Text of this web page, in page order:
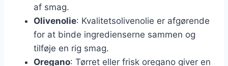
af smag.
Olivenolie: Kvalitetsolivenolie er afgørende
for at binde ingredienserne sammen og
tilføje en rig smag.
Oregano: Tørret eller frisk oregano giver en